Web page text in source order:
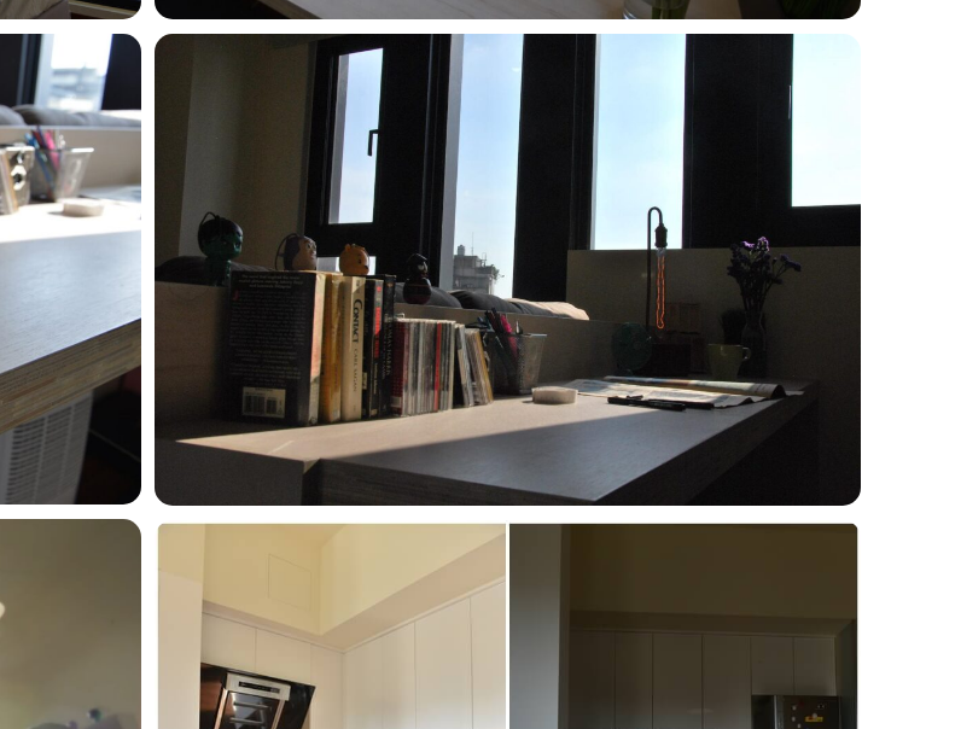
dsc_0132_28909838920_o
870x650page-